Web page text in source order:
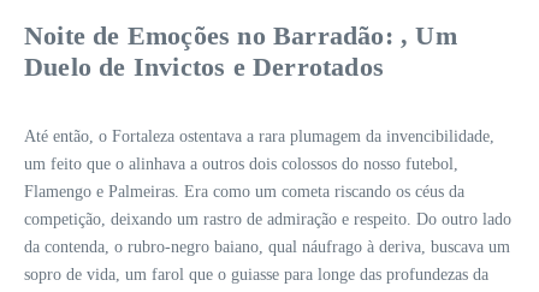
Noite de Emoções no Barradão: , Um
Duelo de Invictos e Derrotados
Até então, o Fortaleza ostentava a rara plumagem da invencibilidade,
um feito que o alinhava a outros dois colossos do nosso futebol,
Flamengo e Palmeiras. Era como um cometa riscando os céus da
competição, deixando um rastro de admiração e respeito. Do outro lado
da contenda, o rubro-negro baiano, qual náufrago à deriva, buscava um
sopro de vida, um farol que o guiasse para longe das profundezas da